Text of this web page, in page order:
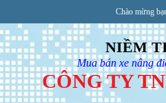
Chào mừng
NIỀM
Mua bán xe nâng
CÔNG TY